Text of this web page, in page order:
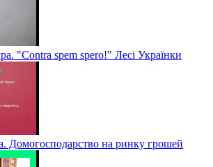
"Contra spem spero!" Лесі Українки
Домогосподарство на ринку грошей